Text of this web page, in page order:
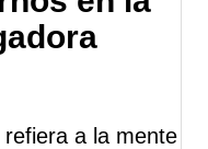
a la mente